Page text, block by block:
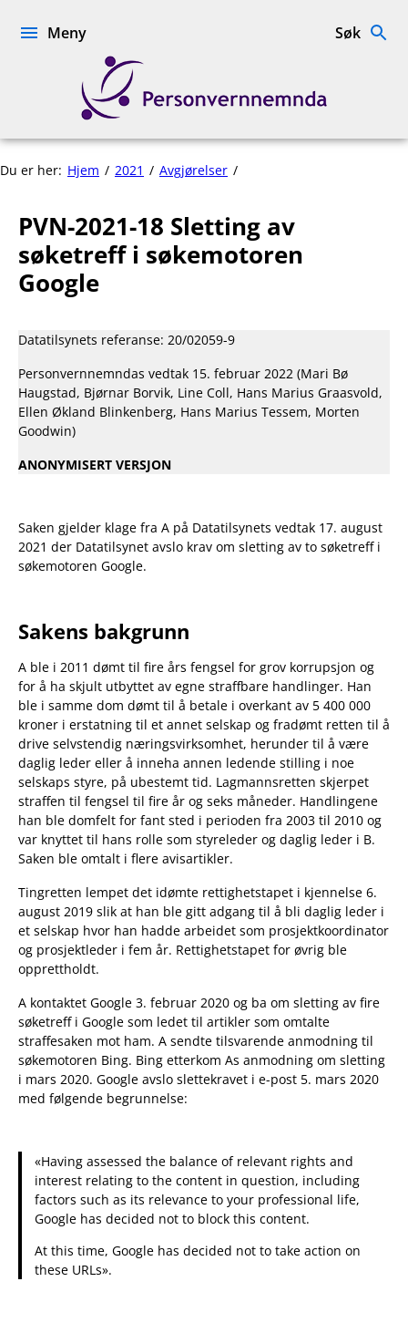
Personvernnemnda
Meny Søk
Du er her: Hjem 2021 Avgjørelser
Sletting
av
søketreff
PVN-2021-18 Sletting av
søketreff i søkemotoren
Google
Datatilsynets referanse: 20/02059-9
Personvernnemndas vedtak 15. februar 2022 (Mari Bø
Haugstad, Bjørnar Borvik, Line Coll, Hans Marius Graasvold,
Ellen Økland Blinkenberg, Hans Marius Tessem, Morten
Goodwin)
ANONYMISERT VERSJON
Saken gjelder klage fra A på Datatilsynets vedtak 17. august
2021 der Datatilsynet avslo krav om sletting av to søketreff i
søkemotoren Google.
Sakens bakgrunn
A ble i 2011 dømt til fire års fengsel for grov korrupsjon og
for å ha skjult utbyttet av egne straffbare handlinger. Han
ble i samme dom dømt til å betale i overkant av 5 400 000
kroner i erstatning til et annet selskap og fradømt retten til å
drive selvstendig næringsvirksomhet, herunder til å være
daglig leder eller å inneha annen ledende stilling i noe
selskaps styre, på ubestemt tid. Lagmannsretten skjerpet
straffen til fengsel til fire år og seks måneder. Handlingene
han ble domfelt for fant sted i perioden fra 2003 til 2010 og
var knyttet til hans rolle som styreleder og daglig leder i B.
Saken ble omtalt i flere avisartikler.
Tingretten lempet det idømte rettighetstapet i kjennelse 6.
august 2019 slik at han ble gitt adgang til å bli daglig leder i
et selskap hvor han hadde arbeidet som prosjektkoordinator
og prosjektleder i fem år. Rettighetstapet for øvrig ble
opprettholdt.
A kontaktet Google 3. februar 2020 og ba om sletting av fire
søketreff i Google som ledet til artikler som omtalte
straffesaken mot ham. A sendte tilsvarende anmodning til
søkemotoren Bing. Bing etterkom As anmodning om sletting
i mars 2020. Google avslo slettekravet i e-post 5. mars 2020
med følgende begrunnelse:
«Having assessed the balance of relevant rights and
interest relating to the content in question, including
factors such as its relevance to your professional life,
Google has decided not to block this content.
At this time, Google has decided not to take action on
these URLs».